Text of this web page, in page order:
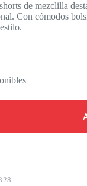
de mezclilla
Con cómodos